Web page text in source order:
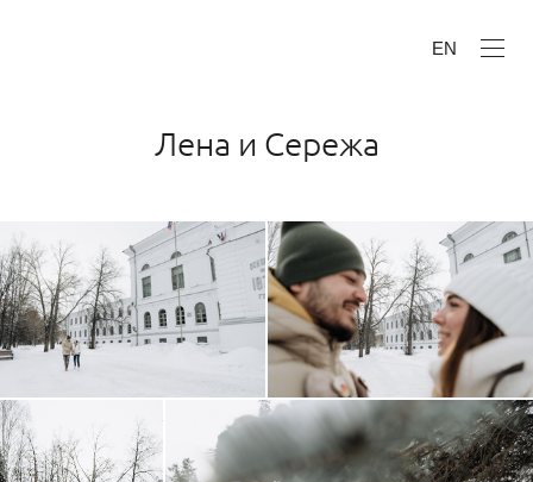
EN
Лена и Сережа